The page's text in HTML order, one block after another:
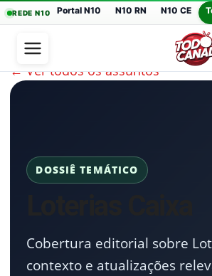
REDE N10 Portal N10 N10 RN N10 CE
← Ver todos os assuntos
DOSSIÊ TEMÁTICO
Cobertura editorial sobre
contexto e atualizações